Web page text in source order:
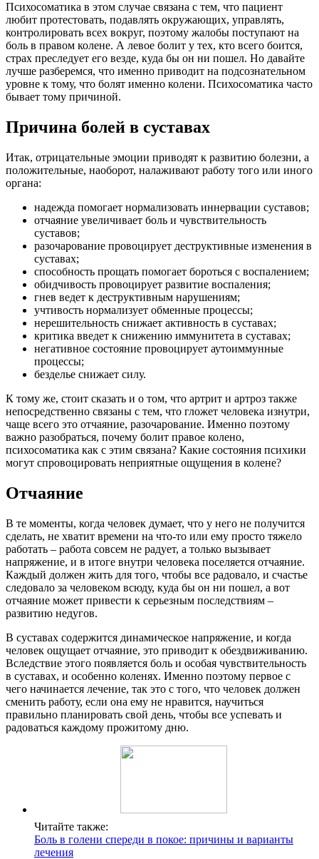
Психосоматика в этом случае связана с тем, что пациент
любит протестовать, подавлять окружающих, управлять,
контролировать всех вокруг, поэтому жалобы поступают на
боль в правом колене. А левое болит у тех, кто всего боится,
страх преследует его везде, куда бы он ни пошел. Но давайте
лучше разберемся, что именно приводит на подсознательном
уровне к тому, что болят именно колени. Психосоматика часто
бывает тому причиной.
Причина болей в суставах
Итак, отрицательные эмоции приводят к развитию болезни, а
положительные, наоборот, налаживают работу того или иного
органа:
надежда помогает нормализовать иннервации суставов;
отчаяние увеличивает боль и чувствительность
суставов;
разочарование провоцирует деструктивные изменения в
суставах;
способность прощать помогает бороться с воспалением;
обидчивость провоцирует развитие воспаления;
гнев ведет к деструктивным нарушениям;
учтивость нормализует обменные процессы;
нерешительность снижает активность в суставах;
критика введет к снижению иммунитета в суставах;
негативное состояние провоцирует аутоиммунные
процессы;
безделье снижает силу.
К тому же, стоит сказать и о том, что артрит и артроз также
непосредственно связаны с тем, что гложет человека изнутри,
чаще всего это отчаяние, разочарование. Именно поэтому
важно разобраться, почему болит правое колено,
психосоматика как с этим связана? Какие состояния психики
могут спровоцировать неприятные ощущения в колене?
Отчаяние
В те моменты, когда человек думает, что у него не получится
сделать, не хватит времени на что-то или ему просто тяжело
работать – работа совсем не радует, а только вызывает
напряжение, и в итоге внутри человека поселяется отчаяние.
Каждый должен жить для того, чтобы все радовало, и счастье
следовало за человеком всюду, куда бы он ни пошел, а вот
отчаяние может привести к серьезным последствиям –
развитию недугов.
В суставах содержится динамическое напряжение, и когда
человек ощущает отчаяние, это приводит к обездвиживанию.
Вследствие этого появляется боль и особая чувствительность
в суставах, и особенно коленях. Именно поэтому первое с
чего начинается лечение, так это с того, что человек должен
сменить работу, если она ему не нравится, научиться
правильно планировать свой день, чтобы все успевать и
радоваться каждому прожитому дню.
Читайте также:
Боль в голени спереди в покое: причины и варианты
лечения